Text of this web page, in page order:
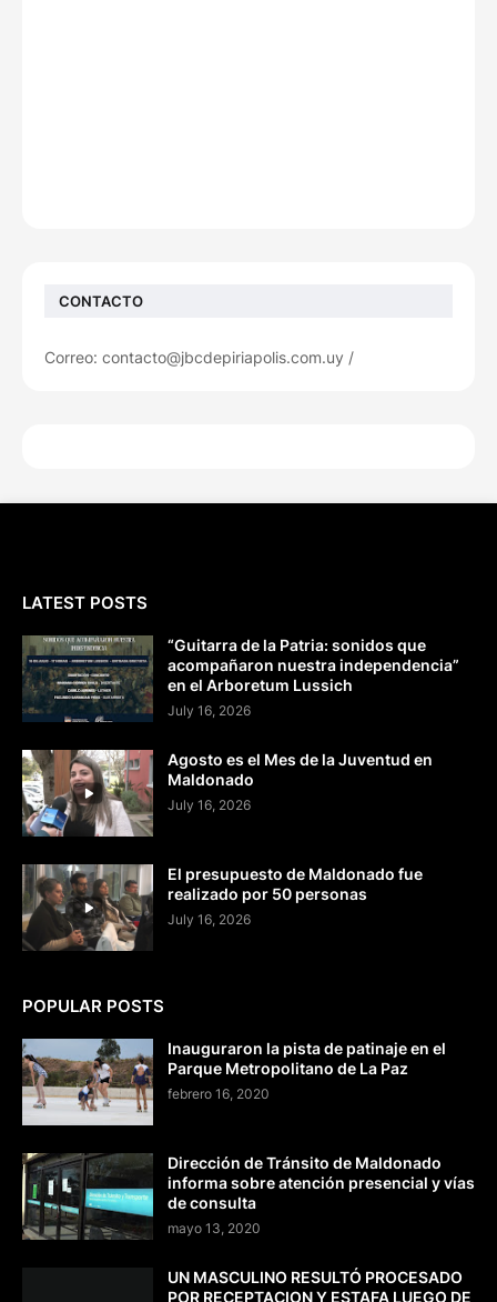
CONTACTO
Correo: contacto@jbcdepiriapolis.com.uy /
LATEST POSTS
“Guitarra de la Patria: sonidos que
acompañaron nuestra independencia”
en el Arboretum Lussich
July 16, 2026
Agosto es el Mes de la Juventud en
Maldonado
July 16, 2026
El presupuesto de Maldonado fue
realizado por 50 personas
July 16, 2026
POPULAR POSTS
Inauguraron la pista de patinaje en el
Parque Metropolitano de La Paz
febrero 16, 2020
Dirección de Tránsito de Maldonado
informa sobre atención presencial y vías
de consulta
mayo 13, 2020
UN MASCULINO RESULTÓ PROCESADO
POR RECEPTACION Y ESTAFA LUEGO DE